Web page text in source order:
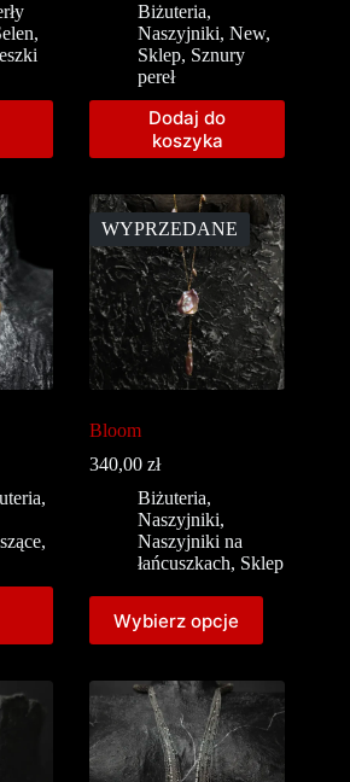
,
Biżuteria,
Naszyjniki,New,
Sklep, Sznury
pereł
Dodaj do
koszyka
,
,
WYPRZEDANE
Bloom
340,00zł
Biżuteria,
Naszyjniki,
Naszyjniki na
łańcuszkach, Sklep
Wybierz opcje